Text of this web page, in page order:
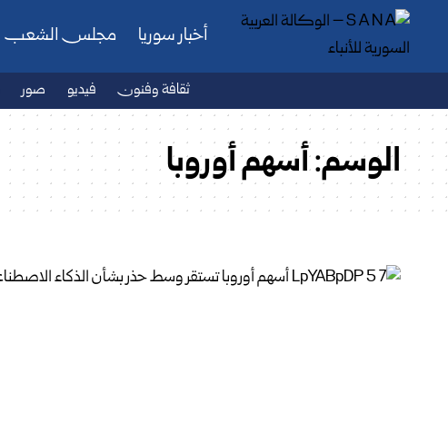
أخبار سوريا مجلس الشعب
ثقافة وفنون فيديو صور
الوسم:أسهم أوروبا